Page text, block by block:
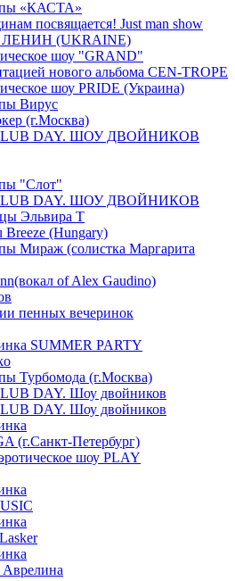
«КАСТА»
посвящается! Just man show
ЛЕНИН (UKRAINE)
шоу "GRAND"
нового альбома CEN-TROPE
шоу PRIDE (Украина)
Вирус
(г.Москва)
DAY. ШОУ ДВОЙНИКОВ
"Слот"
DAY. ШОУ ДВОЙНИКОВ
Эльвира Т
(Hungary)
Мираж (солистка Маргарита
of Alex Gaudino)
пенных вечеринок
SUMMER PARTY
Турбомода (г.Москва)
DAY. Шоу двойников
DAY. Шоу двойников
(г.Санкт-Петербург)
шоу PLAY